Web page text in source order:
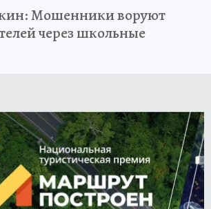
Мошенники воруют
через школьные